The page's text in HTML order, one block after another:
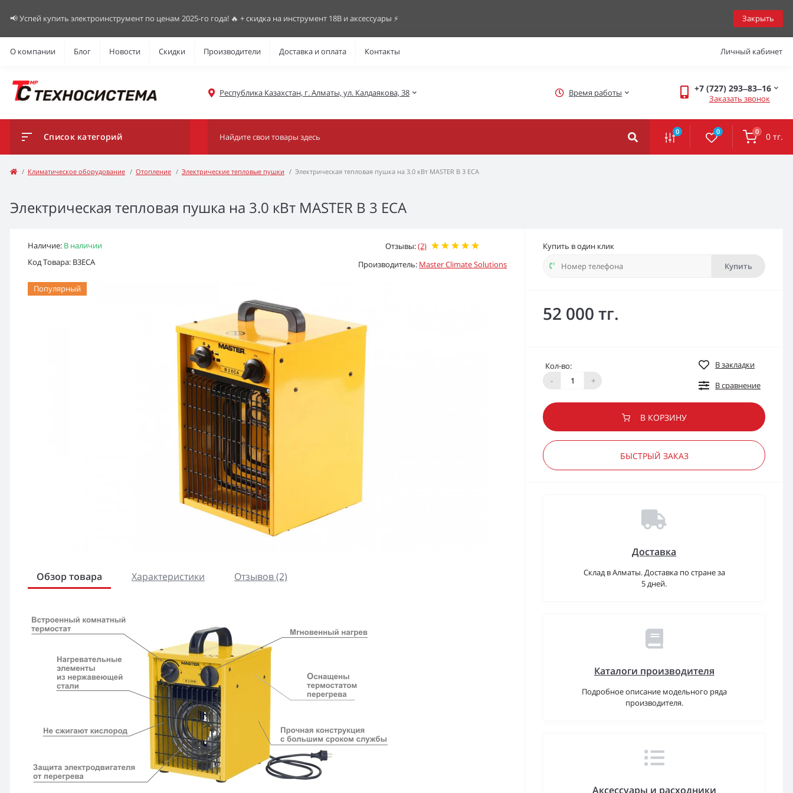
📢 Успей купить электроинструмент по ценам 2025-го года! 🔥 + скидка на инструмент 18В и аксессуары ⚡️ Закрыть
О компании Блог Новости Скидки Производители Доставка и оплата Контакты Личный кабинет
Республика Казахстан, г. Алматы, ул. Калдаякова, 38 Время работы +7 (727) 293‒83‒16
Заказать звонок
Список категорий 0 0 0 0 тг.
Климатическое оборудование Отопление Электрические тепловые пушки Электрическая тепловая пушка на 3.0 кВт MASTER B 3 ECA
Электрическая тепловая пушка на 3.0 кВт MASTER B 3 ECA
Наличие: В наличии
Код Товара: B3ECA
Отзывы:(2)
Производитель: Master Climate Solutions
Популярный
Обзор товара Характеристики Отзывов (2)
Купить в один клик
Купить
52 000 тг.
Кол-во:
-
+
В закладки
В сравнение
В КОРЗИНУ
БЫСТРЫЙ ЗАКАЗ
Доставка
Склад в Алматы. Доставка по стране за
5 дней.
Каталоги производителя
Подробное описание модельного ряда
производителя.
Аксессуары и расходники